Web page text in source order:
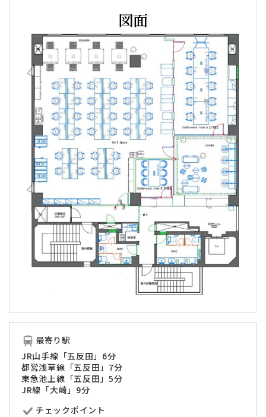
図面
最寄り駅
JR山手線「五反田」6分
都営浅草線「五反田」7分
東急池上線「五反田」5分
JR線「大崎」9分
チェックポイント